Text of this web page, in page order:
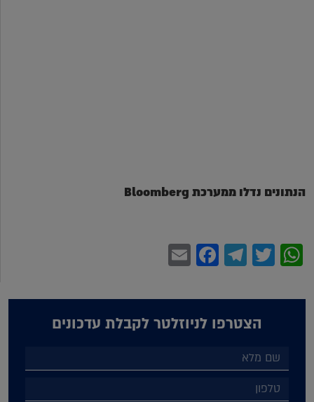
הנתונים נדלו ממערכת Bloomberg
WhatsApp
Twitter
Telegram
Facebook
הצטרפו לניוזלטר לקבלת עדכונים